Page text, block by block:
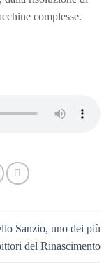
complesse.
Sanzio, uno dei più
del Rinascimento